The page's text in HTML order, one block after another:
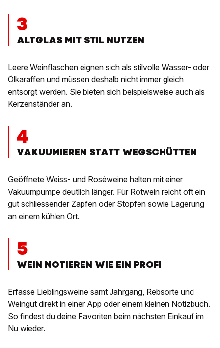
3
ALTGLAS MIT STIL NUTZEN
Leere Weinflaschen eignen sich als stilvolle Wasser- oder
Ölkaraffen und müssen deshalb nicht immer gleich
entsorgt werden. Sie bieten sich beispielsweise auch als
Kerzenständer an.
4
VAKUUMIEREN STATT WEGSCHÜTTEN
Geöffnete Weiss- und Roséweine halten mit einer
Vakuumpumpe deutlich länger. Für Rotwein reicht oft ein
gut schliessender Zapfen oder Stopfen sowie Lagerung
an einem kühlen Ort.
5
WEIN NOTIEREN WIE EIN PROFI
Erfasse Lieblingsweine samt Jahrgang, Rebsorte und
Weingut direkt in einer App oder einem kleinen Notizbuch.
So findest du deine Favoriten beim nächsten Einkauf im
Nu wieder.